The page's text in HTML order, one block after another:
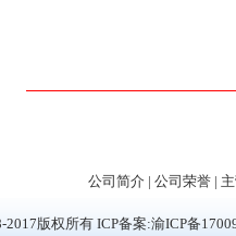
公司简介| 公司荣誉|
版权所有 ICP备案:渝ICP备